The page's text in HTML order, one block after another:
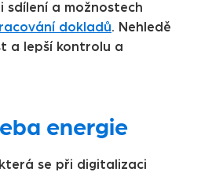
sdílení a možnostech
dokladů. Nehledě
a lepší kontrolu a
energie
se při digitalizaci